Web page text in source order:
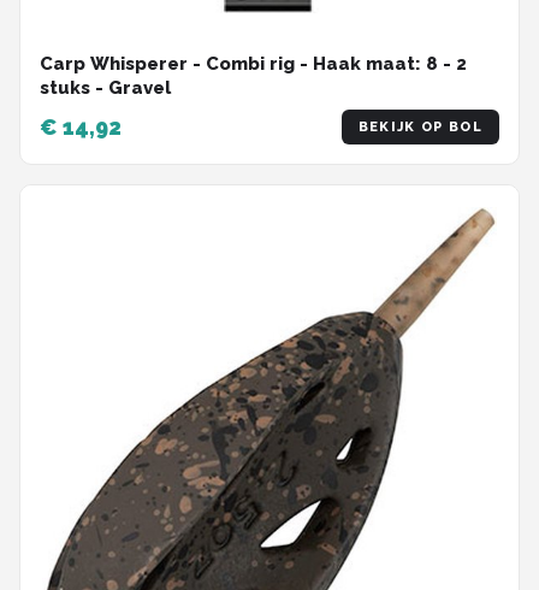
Carp Whisperer - Combi rig - Haak maat: 8 - 2
stuks - Gravel
€ 14,92 BEKIJK OP BOL